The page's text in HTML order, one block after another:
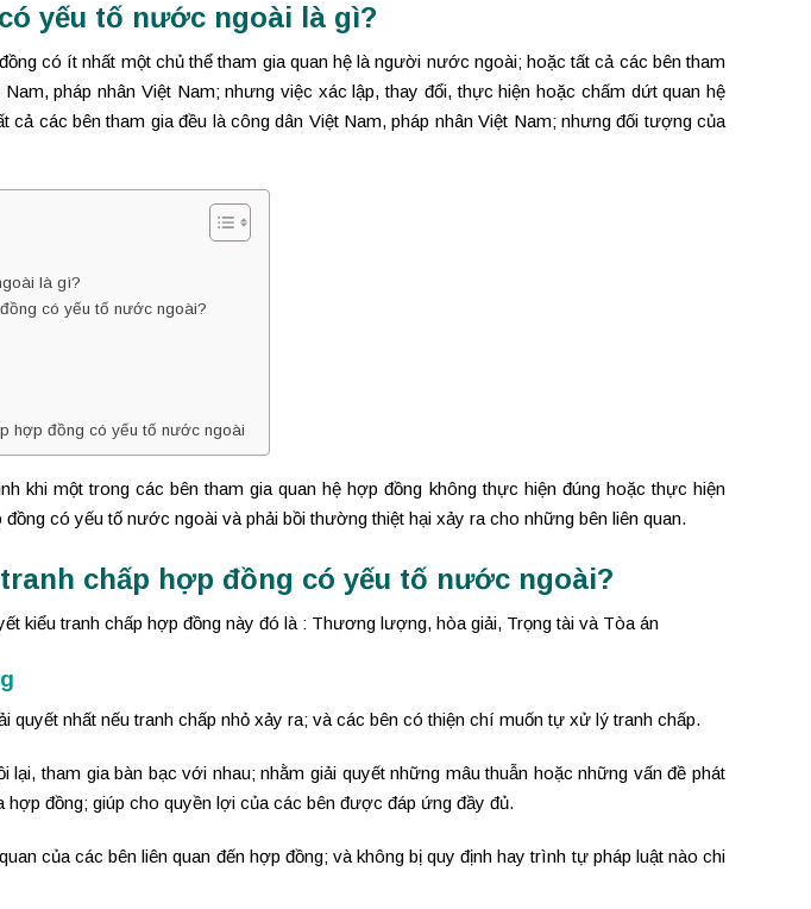
yếu tố nước ngoài là gì?
có ít nhất một chủ thể tham gia quan hệ là người nước ngoài; hoặc tất cả các bên tham
pháp nhân Việt Nam; nhưng việc xác lập, thay đổi, thực hiện hoặc chấm dứt quan hệ
cả các bên tham gia đều là công dân Việt Nam, pháp nhân Việt Nam; nhưng đối tượng của
là gì?
có yếu tố nước ngoài?
hợp đồng có yếu tố nước ngoài
khi một trong các bên tham gia quan hệ hợp đồng không thực hiện đúng hoặc thực hiện
có yếu tố nước ngoài và phải bồi thường thiệt hại xảy ra cho những bên liên quan.
chấp hợp đồng có yếu tố nước ngoài?
kiểu tranh chấp hợp đồng này đó là : Thương lượng, hòa giải, Trọng tài và Tòa án
quyết nhất nếu tranh chấp nhỏ xảy ra; và các bên có thiện chí muốn tự xử lý tranh chấp.
tham gia bàn bạc với nhau; nhằm giải quyết những mâu thuẫn hoặc những vấn đề phát
hợp đồng; giúp cho quyền lợi của các bên được đáp ứng đầy đủ.
của các bên liên quan đến hợp đồng; và không bị quy định hay trình tự pháp luật nào chi